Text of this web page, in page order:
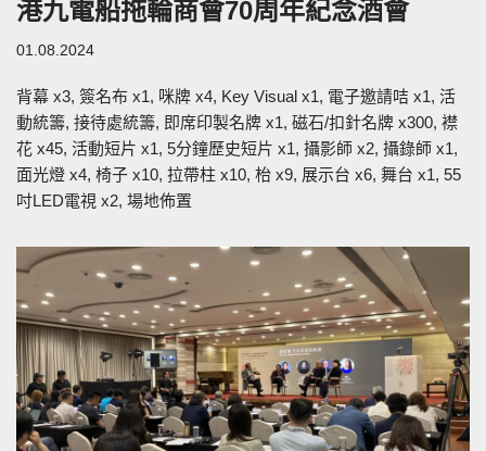
港九電船拖輪商會70周年紀念酒會
01.08.2024
背幕 x3, 簽名布 x1, 咪牌 x4, Key Visual x1, 電子邀請咭 x1, 活
動統籌, 接待處統籌, 即席印製名牌 x1, 磁石/扣針名牌 x300, 襟
花 x45, 活動短片 x1, 5分鐘歷史短片 x1, 攝影師 x2, 攝錄師 x1,
面光燈 x4, 椅子 x10, 拉帶柱 x10, 枱 x9, 展示台 x6, 舞台 x1, 55
吋LED電視 x2, 場地佈置